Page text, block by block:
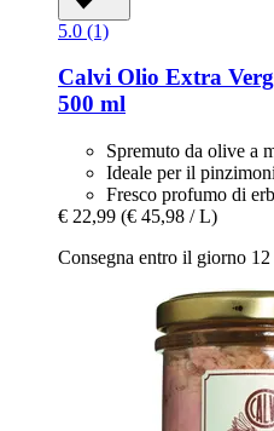
5.0 (1)
Calvi Olio Extra
500 ml
Spremuto da olive a
Ideale per il
Fresco profumo di
€ 22,99 (€ 45,98 / L)
Consegna entro il giorno 12